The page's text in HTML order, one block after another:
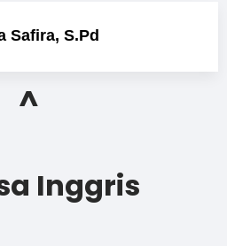
Safira, S.Pd
^
Inggris